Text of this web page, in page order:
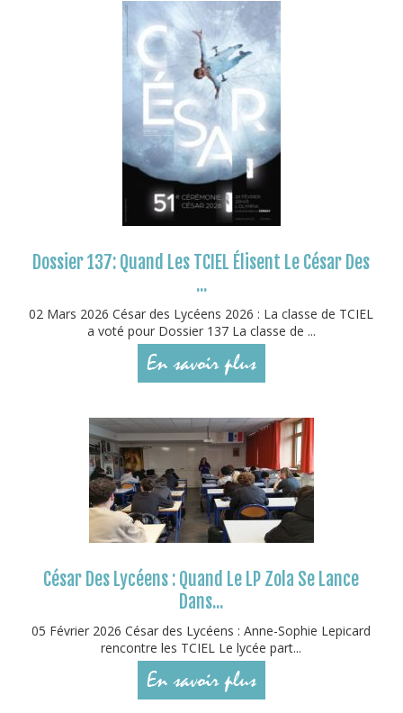
Dossier 137: Quand Les TCIEL Élisent Le César Des
...
02 Mars 2026 César des Lycéens 2026 : La classe de TCIEL
a voté pour Dossier 137 La classe de ...
En savoir plus
César Des Lycéens : Quand Le LP Zola Se Lance
Dans...
05 Février 2026 César des Lycéens : Anne-Sophie Lepicard
rencontre les TCIEL Le lycée part...
En savoir plus